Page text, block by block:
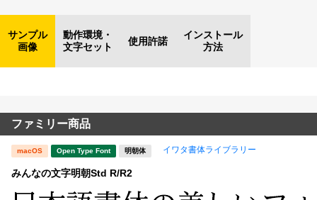
サンプル
画像
動作環境・
文字セット
使用許諾
インストール
方法
ファミリー商品
macOS Open Type Font 明朝体 イワタ書体ライブラリー
みんなの文字明朝Std R/R2